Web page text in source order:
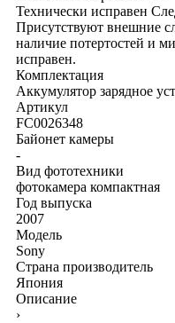
Технически исправен
Присутствуют внешние
наличие потертостей и
исправен.
Комплектация
Аккумулятор зарядное
Артикул
FC0026348
Байонет камеры
-
Вид фототехники
фотокамера компактная
Год выпуска
2007
Модель
Sony
Страна производитель
Япония
Описание
›